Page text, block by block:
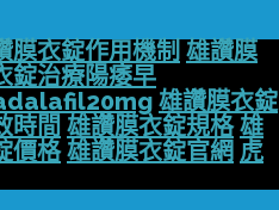
膜衣錠作用機制 雄讚膜
錠治療陽痿早
雄讚膜衣錠
時間 雄讚膜衣錠規格 雄
價格 雄讚膜衣錠官網 虎